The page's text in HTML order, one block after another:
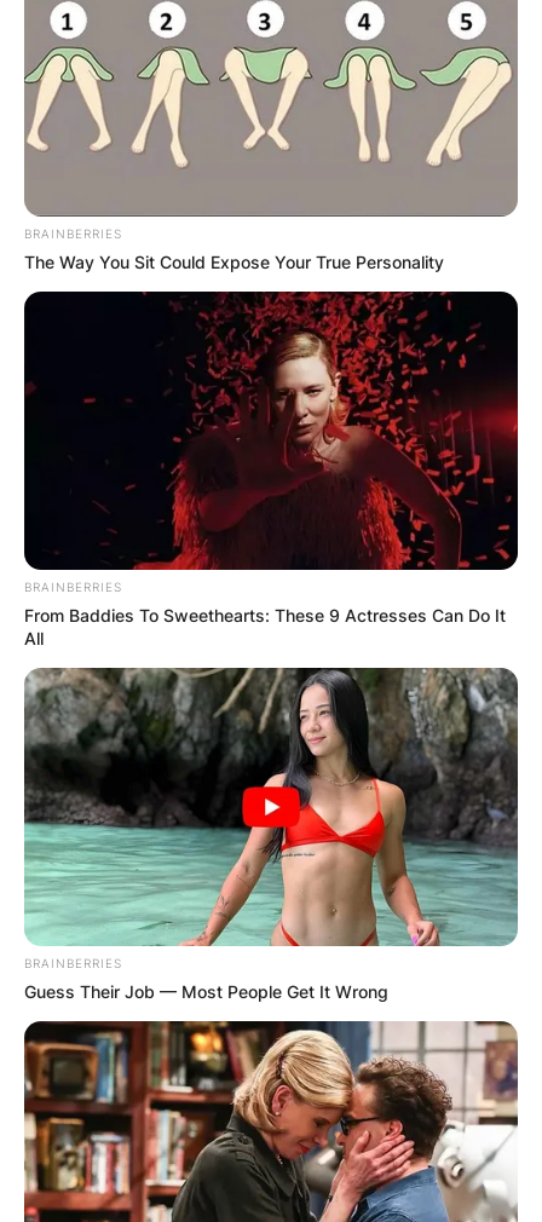
BRAINBERRIES
The Way You Sit Could Expose Your True Personality
BRAINBERRIES
From Baddies To Sweethearts: These 9 Actresses Can Do It
All
BRAINBERRIES
Guess Their Job — Most People Get It Wrong